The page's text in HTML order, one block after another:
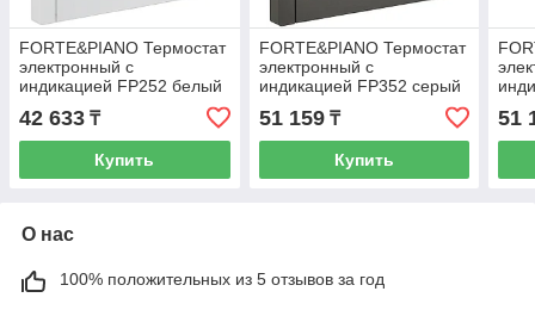
FORTE&PIANO Термостат
электронный с
индикацией FP252 белый
42 633 ₸
Купить
FORTE&PIANO Термостат
электронный с
индикацией FP352 серый
51 159₸
Купить
51
О нас
100% положительных из 5 отзывов за год